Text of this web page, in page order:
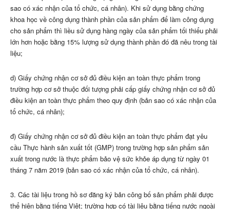
sao có xác nhận của tổ chức, cá nhân). Khi sử dụng bằng chứng
khoa học về công dụng thành phần của sản phẩm để làm công dụng
cho sản phẩm thì liều sử dụng hàng ngày của sản phẩm tối thiểu phải
lớn hơn hoặc bằng 15% lượng sử dụng thành phần đó đã nêu trong tài
liệu;
d) Giấy chứng nhận cơ sở đủ điều kiện an toàn thực phẩm trong
trường hợp cơ sở thuộc đối tượng phải cấp giấy chứng nhận cơ sở đủ
điều kiện an toàn thực phẩm theo quy định (bản sao có xác nhận của
tổ chức, cá nhân);
đ) Giấy chứng nhận cơ sở đủ điều kiện an toàn thực phẩm đạt yêu
cầu Thực hành sản xuất tốt (GMP) trong trường hợp sản phẩm sản
xuất trong nước là thực phẩm bảo vệ sức khỏe áp dụng từ ngày 01
tháng 7 năm 2019 (bản sao có xác nhận của tổ chức, cá nhân).
3. Các tài liệu trong hồ sơ đăng ký bản công bố sản phẩm phải được
thể hiện bằng tiếng Việt; trường hợp có tài liệu bằng tiếng nước ngoài